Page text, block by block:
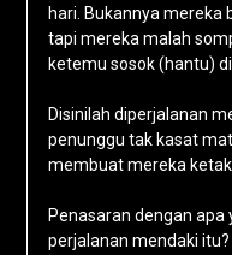
hari. Bukannya mereka
tapi mereka malah
ketemu sosok (hantu)
Disinilah diperjalanan
penunggu tak kasat
membuat mereka
Penasaran dengan
perjalanan mendaki